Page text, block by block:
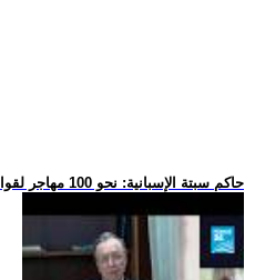
.. حاكم سبتة الإسبانية: نحو 100 مهاجر لقوا حتفهم وما بين 3 آلاف